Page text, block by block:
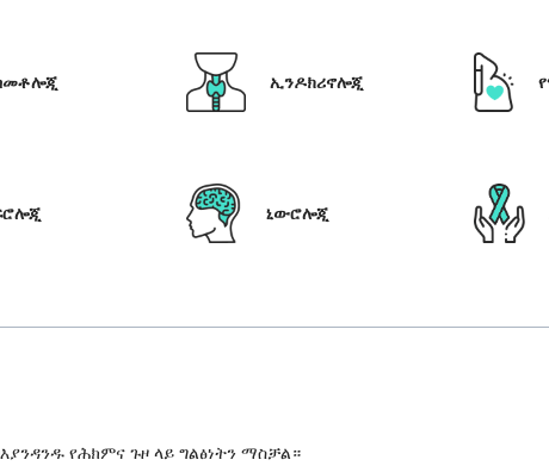
ኢንዶክሪኖሎጂ
ኒውሮሎጂ
የሕክምና ጉዞ ላይ ግልፅነትን ማስቻል።